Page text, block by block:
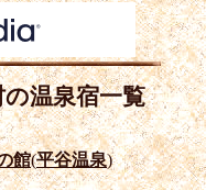
温泉宿一覧
館(平谷温泉)